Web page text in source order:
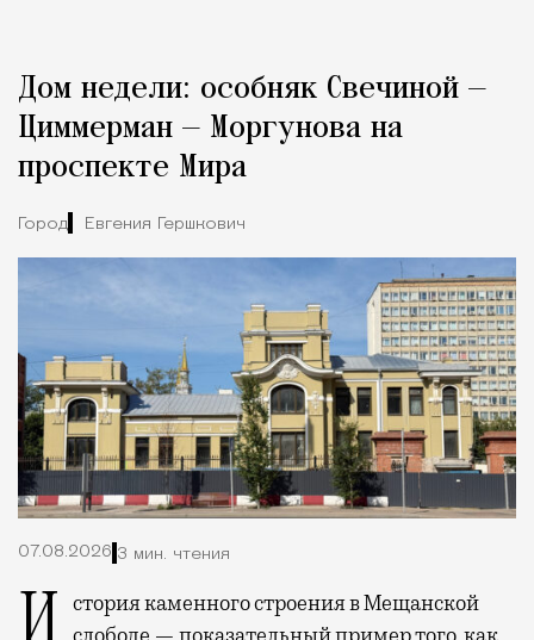
Город
Дом недели: особняк Свечиной —
Циммерман — Моргунова на
проспекте Мира
Город Евгения Гершкович
07.08.2026 3 мин. чтения